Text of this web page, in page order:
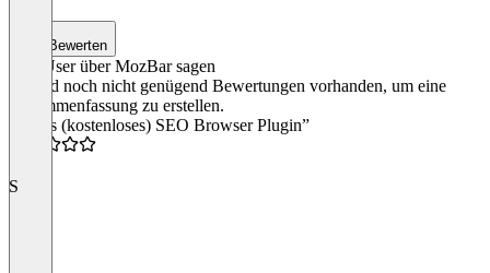
Bewerten
Was User über MozBar sagen
Es sind noch nicht genügend Bewertungen vorhanden, um eine
Zusammenfassung zu erstellen.
“Gutes (kostenloses) SEO Browser Plugin”
S